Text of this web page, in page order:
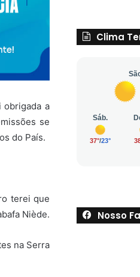
obrigada a
se
do País.
terei que
Niède.
na Serra
Clima
Nosso